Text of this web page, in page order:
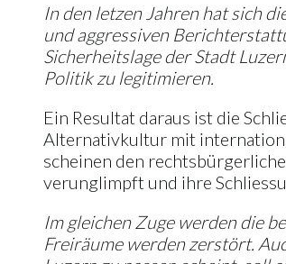
In den letzen Jahren hat sich
und aggressiven
Sicherheitslage der Stadt
Politik zu legitimieren.
Ein Resultat daraus ist die
Alternativkultur mit
scheinen den
verunglimpft und ihre
Im gleichen Zuge werden die
Freiräume werden zerstört.